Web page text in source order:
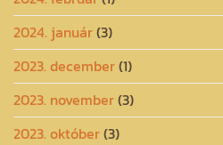
2024. január(3)
2023. december(1)
2023. november(3)
2023. október(3)